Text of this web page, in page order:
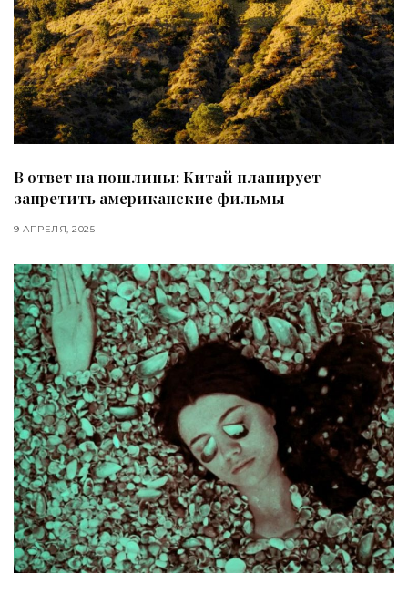
В ответ на пошлины: Китай планирует
запретить американские фильмы
9 АПРЕЛЯ, 2025